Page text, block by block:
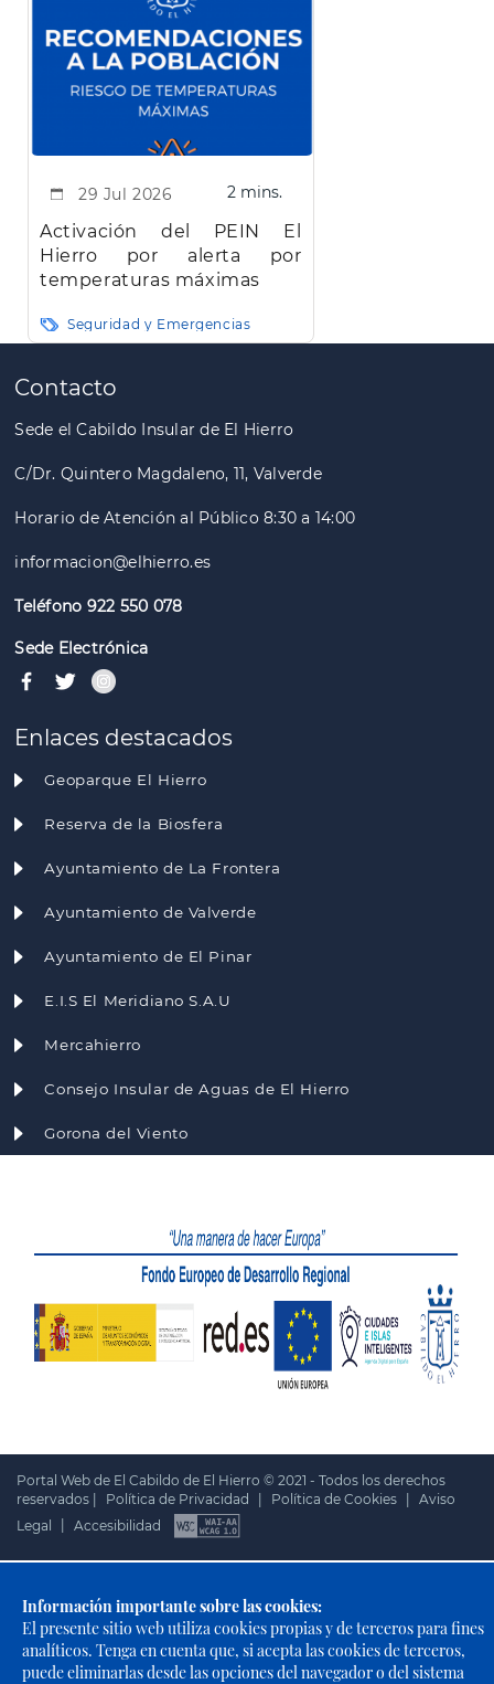
Información importante sobre las cookies:
El presente sitio web utiliza cookies propias y de terceros para fines
analíticos. Tenga en cuenta que, si acepta las cookies de terceros,
puede eliminarlas desde las opciones del navegador o del sistema
29 Jul 2026 2 mins.
Activación del PEIN El
Hierro por alerta por
temperaturas máximas
Seguridad y Emergencias
Paginación
Contacto
Sede el Cabildo Insular de El Hierro
C/Dr. Quintero Magdaleno, 11, Valverde
Horario de Atención al Público 8:30 a 14:00
informacion@elhierro.es
Teléfono 922 550 078
Sede Electrónica
Enlaces destacados
Geoparque El Hierro
Reserva de la Biosfera
Ayuntamiento de La Frontera
Ayuntamiento de Valverde
Ayuntamiento de El Pinar
E.I.S El Meridiano S.A.U
Mercahierro
Consejo Insular de Aguas de El Hierro
Gorona del Viento
Portal Web de El Cabildo de El Hierro © 2021 - Todos los derechos
reservados |
Política de Privacidad Política de Cookies
Aviso
Legal
Accesibilidad